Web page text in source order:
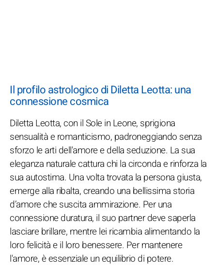
Il profilo astrologico di Diletta Leotta: una
connessione cosmica
Diletta Leotta, con il Sole in Leone, sprigiona
sensualità e romanticismo, padroneggiando senza
sforzo le arti dell'amore e della seduzione. La sua
eleganza naturale cattura chi la circonda e rinforza la
sua autostima. Una volta trovata la persona giusta,
emerge alla ribalta, creando una bellissima storia
d’amore che suscita ammirazione. Per una
connessione duratura, il suo partner deve saperla
lasciare brillare, mentre lei ricambia alimentando la
loro felicità e il loro benessere. Per mantenere
l'amore, è essenziale un equilibrio di potere.